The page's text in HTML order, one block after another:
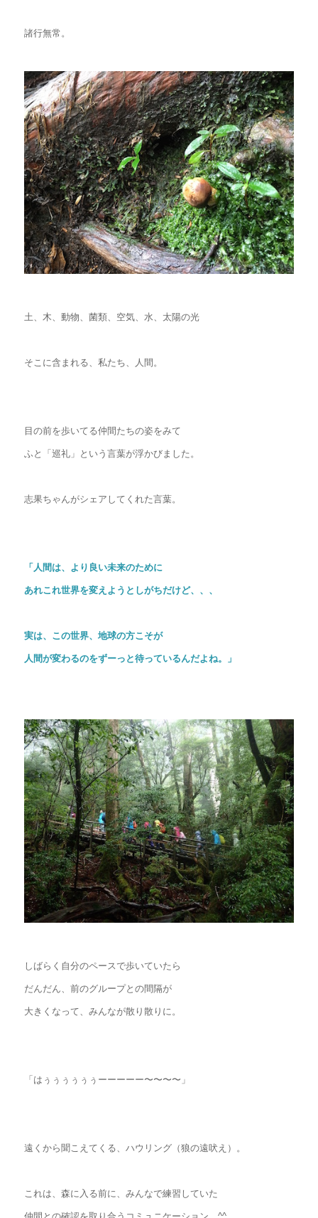
諸行無常。
土、木、動物、菌類、空気、水、太陽の光
そこに含まれる、私たち、人間。
目の前を歩いてる仲間たちの姿をみて
ふと「巡礼」という言葉が浮かびました。
志果ちゃんがシェアしてくれた言葉。
「人間は、より良い未来のために
あれこれ世界を変えようとしがちだけど、、、
実は、この世界、地球の方こそが
人間が変わるのをずーっと待っているんだよね。」
しばらく自分のペースで歩いていたら
だんだん、前のグループとの間隔が
大きくなって、みんなが散り散りに。
「はぅぅぅぅぅぅーーーーー〜〜〜〜」
遠くから聞こえてくる、ハウリング（狼の遠吠え）。
これは、森に入る前に、みんなで練習していた